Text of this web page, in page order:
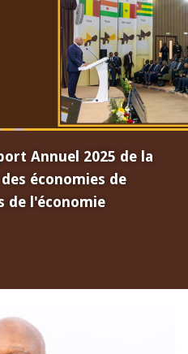
Annuel 2025 de la
économies de
de l'économie